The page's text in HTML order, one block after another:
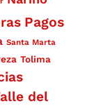
Pagos
Santa Marta
Tolima
del